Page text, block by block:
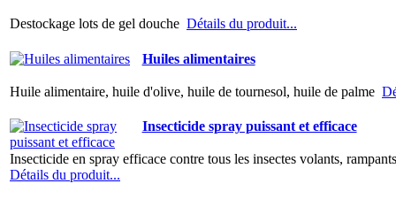
Destockage lots de gel douche Détails du produit...
Huiles alimentaires
Huile alimentaire, huile d'olive, huile de tournesol, huile de palme
Insecticide spray puissant et efficace
Insecticide en spray efficace contre tous les insectes volants,
Détails du produit...